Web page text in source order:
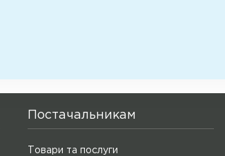
Постачальникам
Товари та послуги